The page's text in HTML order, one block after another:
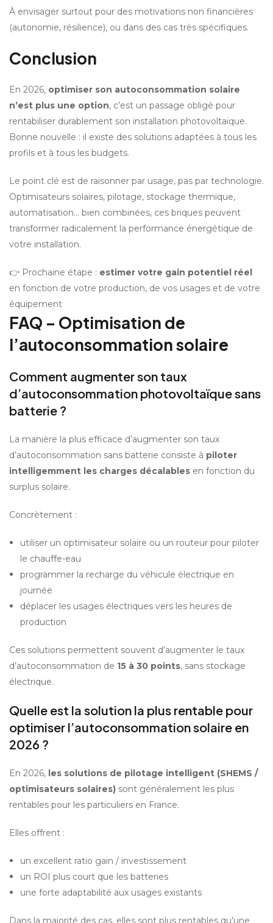
À envisager surtout pour des motivations non financières
(autonomie, résilience), ou dans des cas très spécifiques.
Conclusion
En 2026, optimiser son autoconsommation solaire
n’est plus une option, c’est un passage obligé pour
rentabiliser durablement son installation photovoltaïque.
Bonne nouvelle : il existe des solutions adaptées à tous les
profils et à tous les budgets.
Le point clé est de raisonner par usage, pas par technologie.
Optimisateurs solaires, pilotage, stockage thermique,
automatisation… bien combinées, ces briques peuvent
transformer radicalement la performance énergétique de
votre installation.
👉 Prochaine étape : estimer votre gain potentiel réel
en fonction de votre production, de vos usages et de votre
équipement
FAQ – Optimisation de
l’autoconsommation solaire
Comment augmenter son taux
d’autoconsommation photovoltaïque sans
batterie ?
La manière la plus efficace d’augmenter son taux
d’autoconsommation sans batterie consiste à piloter
intelligemment les charges décalables en fonction du
surplus solaire.
Concrètement :
utiliser un optimisateur solaire ou un routeur pour piloter
le chauffe-eau
programmer la recharge du véhicule électrique en
journée
déplacer les usages électriques vers les heures de
production
Ces solutions permettent souvent d’augmenter le taux
d’autoconsommation de 15 à 30 points, sans stockage
électrique.
Quelle est la solution la plus rentable pour
optimiser l’autoconsommation solaire en
2026 ?
En 2026, les solutions de pilotage intelligent (SHEMS /
optimisateurs solaires) sont généralement les plus
rentables pour les particuliers en France.
Elles offrent :
un excellent ratio gain / investissement
un ROI plus court que les batteries
une forte adaptabilité aux usages existants
Dans la majorité des cas, elles sont plus rentables qu’une